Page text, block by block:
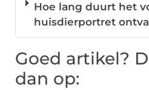
Hoe lang duurt het
huisdierportret
Goed artikel?
dan op: